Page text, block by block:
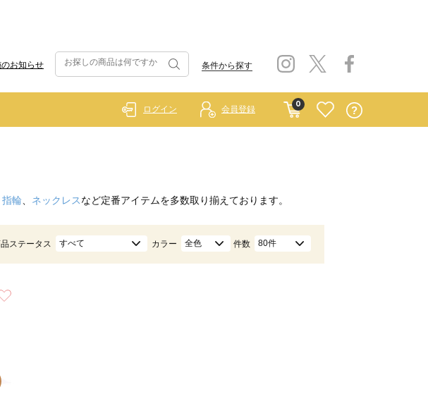
お知らせ 条件から探す
0
ログイン 会員登録
指輪 ネックレスなど定番アイテムを多数取り揃えております。
ステータス すべて カラー 全色 件数 80件